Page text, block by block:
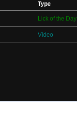
Type
Lick of the Day
Video